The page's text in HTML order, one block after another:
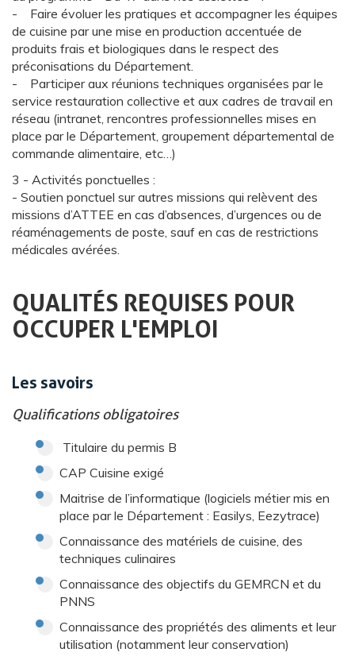
- Faire évoluer les pratiques et accompagner les équipes
de cuisine par une mise en production accentuée de
produits frais et biologiques dans le respect des
préconisations du Département.
- Participer aux réunions techniques organisées par le
service restauration collective et aux cadres de travail en
réseau (intranet, rencontres professionnelles mises en
place par le Département, groupement départemental de
commande alimentaire, etc…)
3 - Activités ponctuelles :
- Soutien ponctuel sur autres missions qui relèvent des
missions d’ATTEE en cas d’absences, d’urgences ou de
réaménagements de poste, sauf en cas de restrictions
médicales avérées.
QUALITÉS REQUISES POUR
OCCUPER L'EMPLOI
Les savoirs
Qualifications obligatoires
Titulaire du permis B
CAP Cuisine exigé
Maitrise de l’informatique (logiciels métier mis en
place par le Département : Easilys, Eezytrace)
Connaissance des matériels de cuisine, des
techniques culinaires
Connaissance des objectifs du GEMRCN et du
PNNS
Connaissance des propriétés des aliments et leur
utilisation (notamment leur conservation)